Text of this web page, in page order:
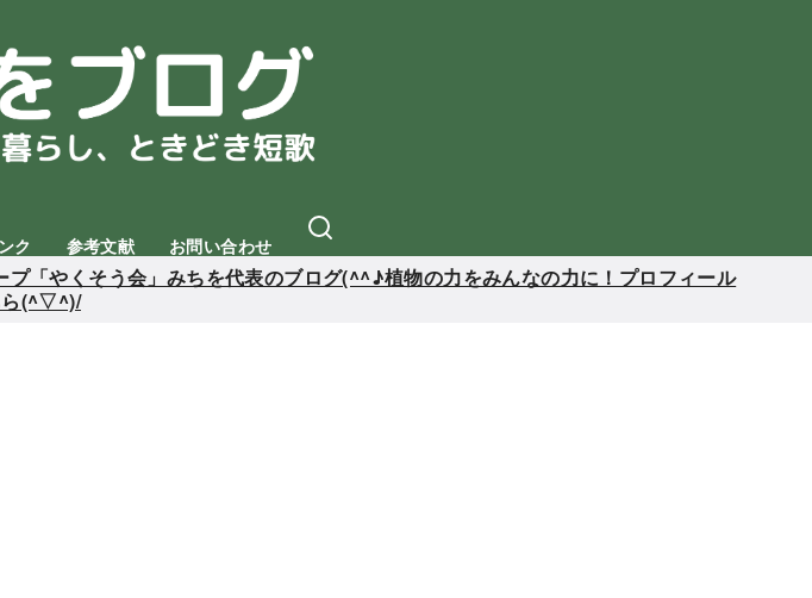
ク 参考文献 お問い合わせ
「やくそう会」みちを代表のブログ(^^♪植物の力をみんなの力に！プロフィール
ら(^▽^)/